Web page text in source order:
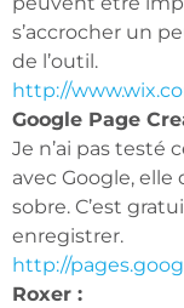
s’accrocher un
de l’outil.
http://
Google Page
Je n’ai pas testé
avec Google,
sobre. C’est
enregistrer.
http://
Roxer :